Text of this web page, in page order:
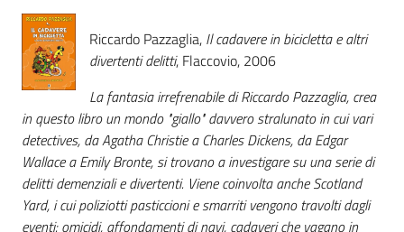
Riccardo Pazzaglia, Il cadavere in bicicletta e altri
divertenti delitti, Flaccovio, 2006
La fantasia irrefrenabile di Riccardo Pazzaglia, crea
in questo libro un mondo "giallo" davvero stralunato in cui vari
detectives, da Agatha Christie a Charles Dickens, da Edgar
Wallace a Emily Bronte, si trovano a investigare su una serie di
delitti demenziali e divertenti. Viene coinvolta anche Scotland
Yard, i cui poliziotti pasticcioni e smarriti vengono travolti dagli
eventi: omicidi, affondamenti di navi, cadaveri che vagano in